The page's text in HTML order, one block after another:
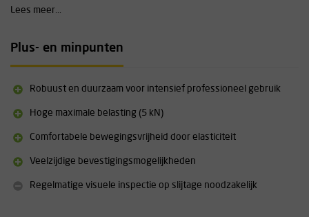
Bevestigingsmogelijkheden
Materiaal: polyester
Lengte: 1,3 m
Veiligheidsfactor: 7:1
Elastisch voor bewegingsvrijheid
Stalen ring voor gereedschapsbevestiging
Lees meer...
Plus- en minpunten
Robuust en duurzaam voor intensief professioneel gebruik
Hoge maximale belasting (5 kN)
Comfortabele bewegingsvrijheid door elasticiteit
Veelzijdige bevestigingsmogelijkheden
Regelmatige visuele inspectie op slijtage noodzakelijk